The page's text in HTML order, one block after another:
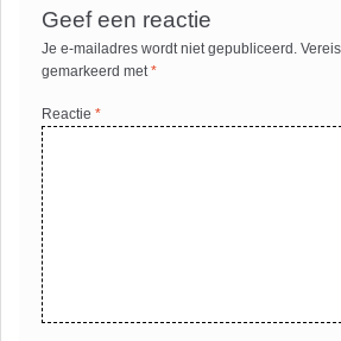
Geef een reactie
Je e-mailadres wordt niet gepubliceerd.
gemarkeerd met*
Reactie*